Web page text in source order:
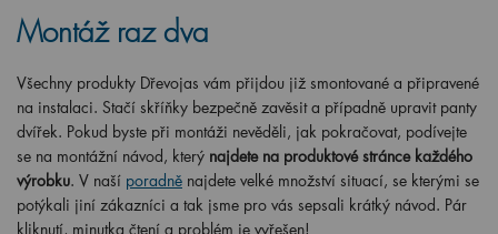
Montáž raz dva
Všechny produkty Dřevojas vám přijdou již smontované a připravené
na instalaci. Stačí skříňky bezpečně zavěsit a případně upravit panty
dvířek. Pokud byste při montáži nevěděli, jak pokračovat, podívejte
se na montážní návod, který najdete na produktové stránce každého
výrobku. V naší poradně najdete velké množství situací, se kterými se
potýkali jiní zákazníci a tak jsme pro vás sepsali krátký návod. Pár
kliknutí, minutka čtení a problém je vyřešen!